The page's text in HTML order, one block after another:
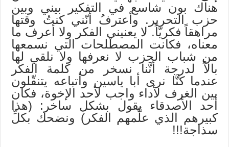
هناك بون شاسع في التفكير بيني وبين
حزب التحرير. وأعترفُ أنّني كنتُ وقتها
مراهقاً فكريّاً. لا يعنيني الفكر ولا أعرف ما
معناه، فكانت المصطلحات التي نسمعها
من شباب الحزب لا نعرفها ولا نلقي لها
بالاً لدرجة أنَّنا نسخر من كلمة الفكر
عندما كنَّا نرى أبا ياسين وأتباعه يتنقّلون
بين الغرف لأداء واجب لأحد الإخوة، فكان
أحد الأصدقاء يقول بشكل ساخر: (هذا
كبيرهم الذي علَّمهم الفكر) ونضحك بكلِّ
سذاجة!!!